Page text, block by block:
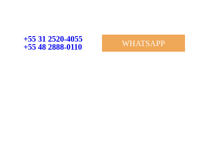
+55 31 2520-4055
+55 48 2888-0110
WHATSAPP